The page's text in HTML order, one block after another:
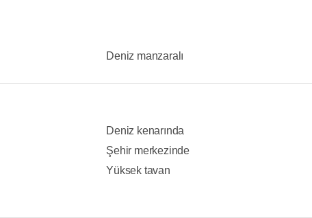
Deniz manzaralı
Deniz kenarında
Şehir merkezinde
Yüksek tavan